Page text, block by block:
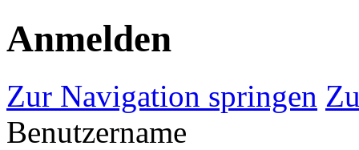
Anmelden
Zur Navigation springen
Benutzername